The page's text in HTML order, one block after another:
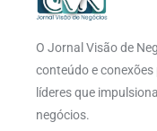
O Jornal Visão de
conteúdo e
líderes que
negócios.